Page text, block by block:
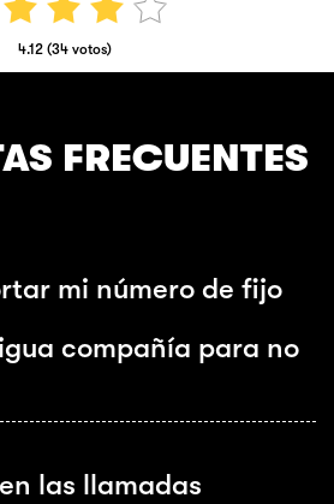
4.12 (34 votos)
FRECUENTES
mi número de fijo
compañía para no
las llamadas